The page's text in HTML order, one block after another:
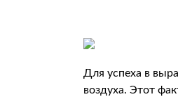
Для успеха в
воздуха. Этот